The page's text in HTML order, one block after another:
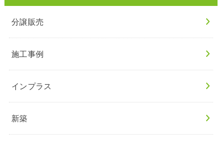
分譲販売
施工事例
インプラス
新築